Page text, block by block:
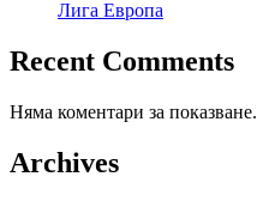
Лига Европа
Recent Comments
Няма коментари за показване.
Archives